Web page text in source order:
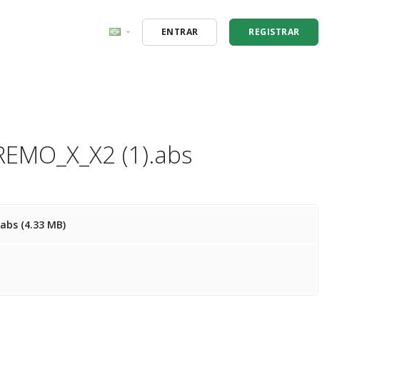
ENTRAR REGISTRAR
(1).abs
(4.33 MB)